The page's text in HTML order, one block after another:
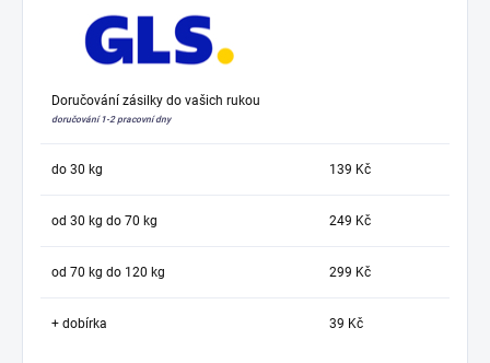
Doručování zásilky do vašich rukou
doručování 1-2 pracovní dny
do 30 kg 139 Kč
od 30 kg do 70 kg 249 Kč
od 70 kg do 120 kg 299 Kč
+ dobírka 39 Kč